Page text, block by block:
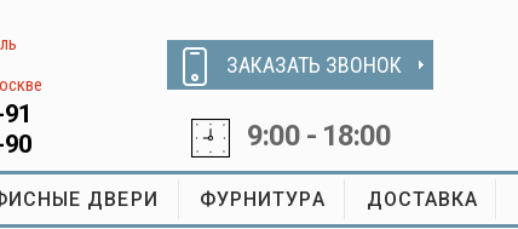
ЗАКАЗАТЬ ЗВОНОК
9:00 - 18:00
ДВЕРИ ФУРНИТУРА ДОСТАВКА